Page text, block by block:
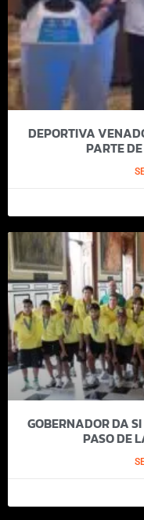
DEPORTIVA
PARTE
GOBERNADOR DA
PASO DE